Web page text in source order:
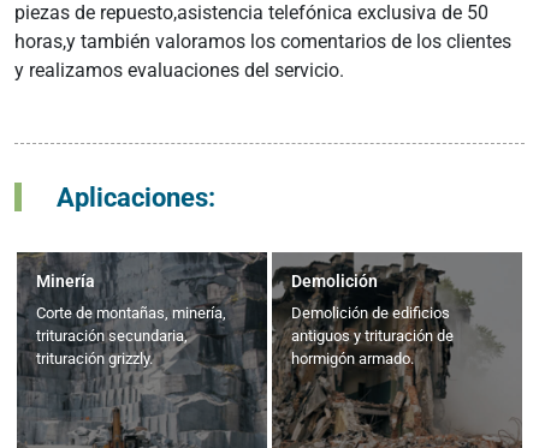
piezas de repuesto,asistencia telefónica exclusiva de 50
horas,y también valoramos los comentarios de los clientes
y realizamos evaluaciones del servicio.
Aplicaciones:
Minería
Corte de montañas, minería,
trituración secundaria,
trituración grizzly.
Demolición
Demolición de edificios
antiguos y trituración de
hormigón armado.